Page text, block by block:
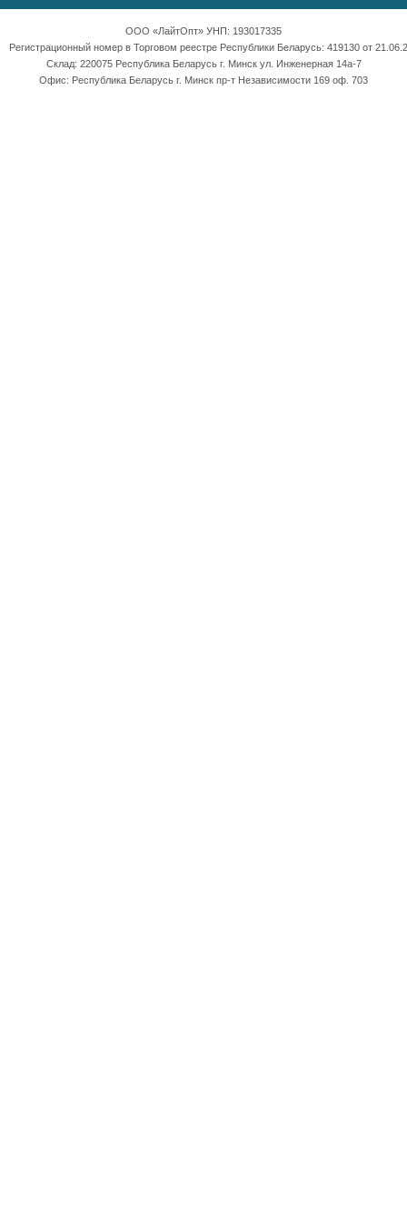
ООО «ЛайтОпт» УНП: 193017335
Регистрационный номер в Торговом реестре Республики Беларусь: 419130 от
Склад: 220075 Республика Беларусь г. Минск ул. Инженерная 14а-7
Офис: Республика Беларусь г. Минск пр-т Независимости 169 оф. 703